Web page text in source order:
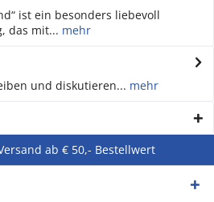
ist ein besonders liebevoll
das mit... mehr
und diskutieren... mehr
ab € 50,- Bestellwert